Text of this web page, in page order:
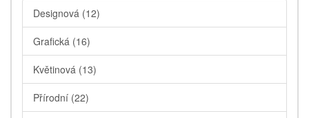
Designová (12)
Grafická (16)
Květinová (13)
Přírodní (22)